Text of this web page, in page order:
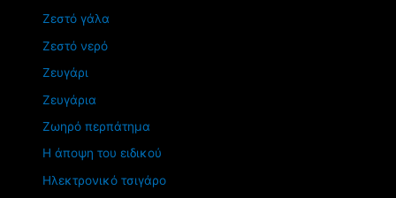
Ζεστό γάλα
Ζεστό νερό
Ζευγάρι
Ζευγάρια
Ζωηρό περπάτημα
Η άποψη του ειδικού
Ηλεκτρονικό τσιγάρο